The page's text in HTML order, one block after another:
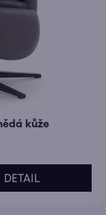
kůže
DETAIL